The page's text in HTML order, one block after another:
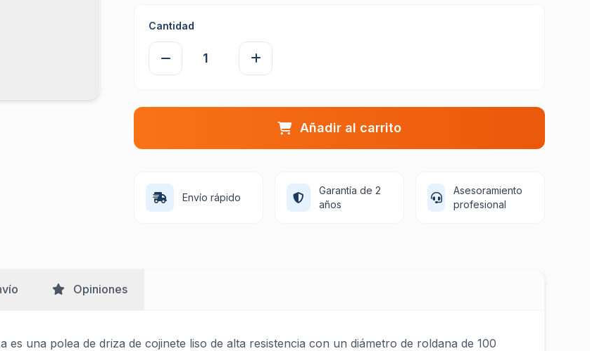
Cantidad
Añadir al carrito
Envío rápido
Garantía de 2
años
Asesoramiento
profesional
Opiniones
es una polea de driza de cojinete liso de alta resistencia con un diámetro de roldana de 100